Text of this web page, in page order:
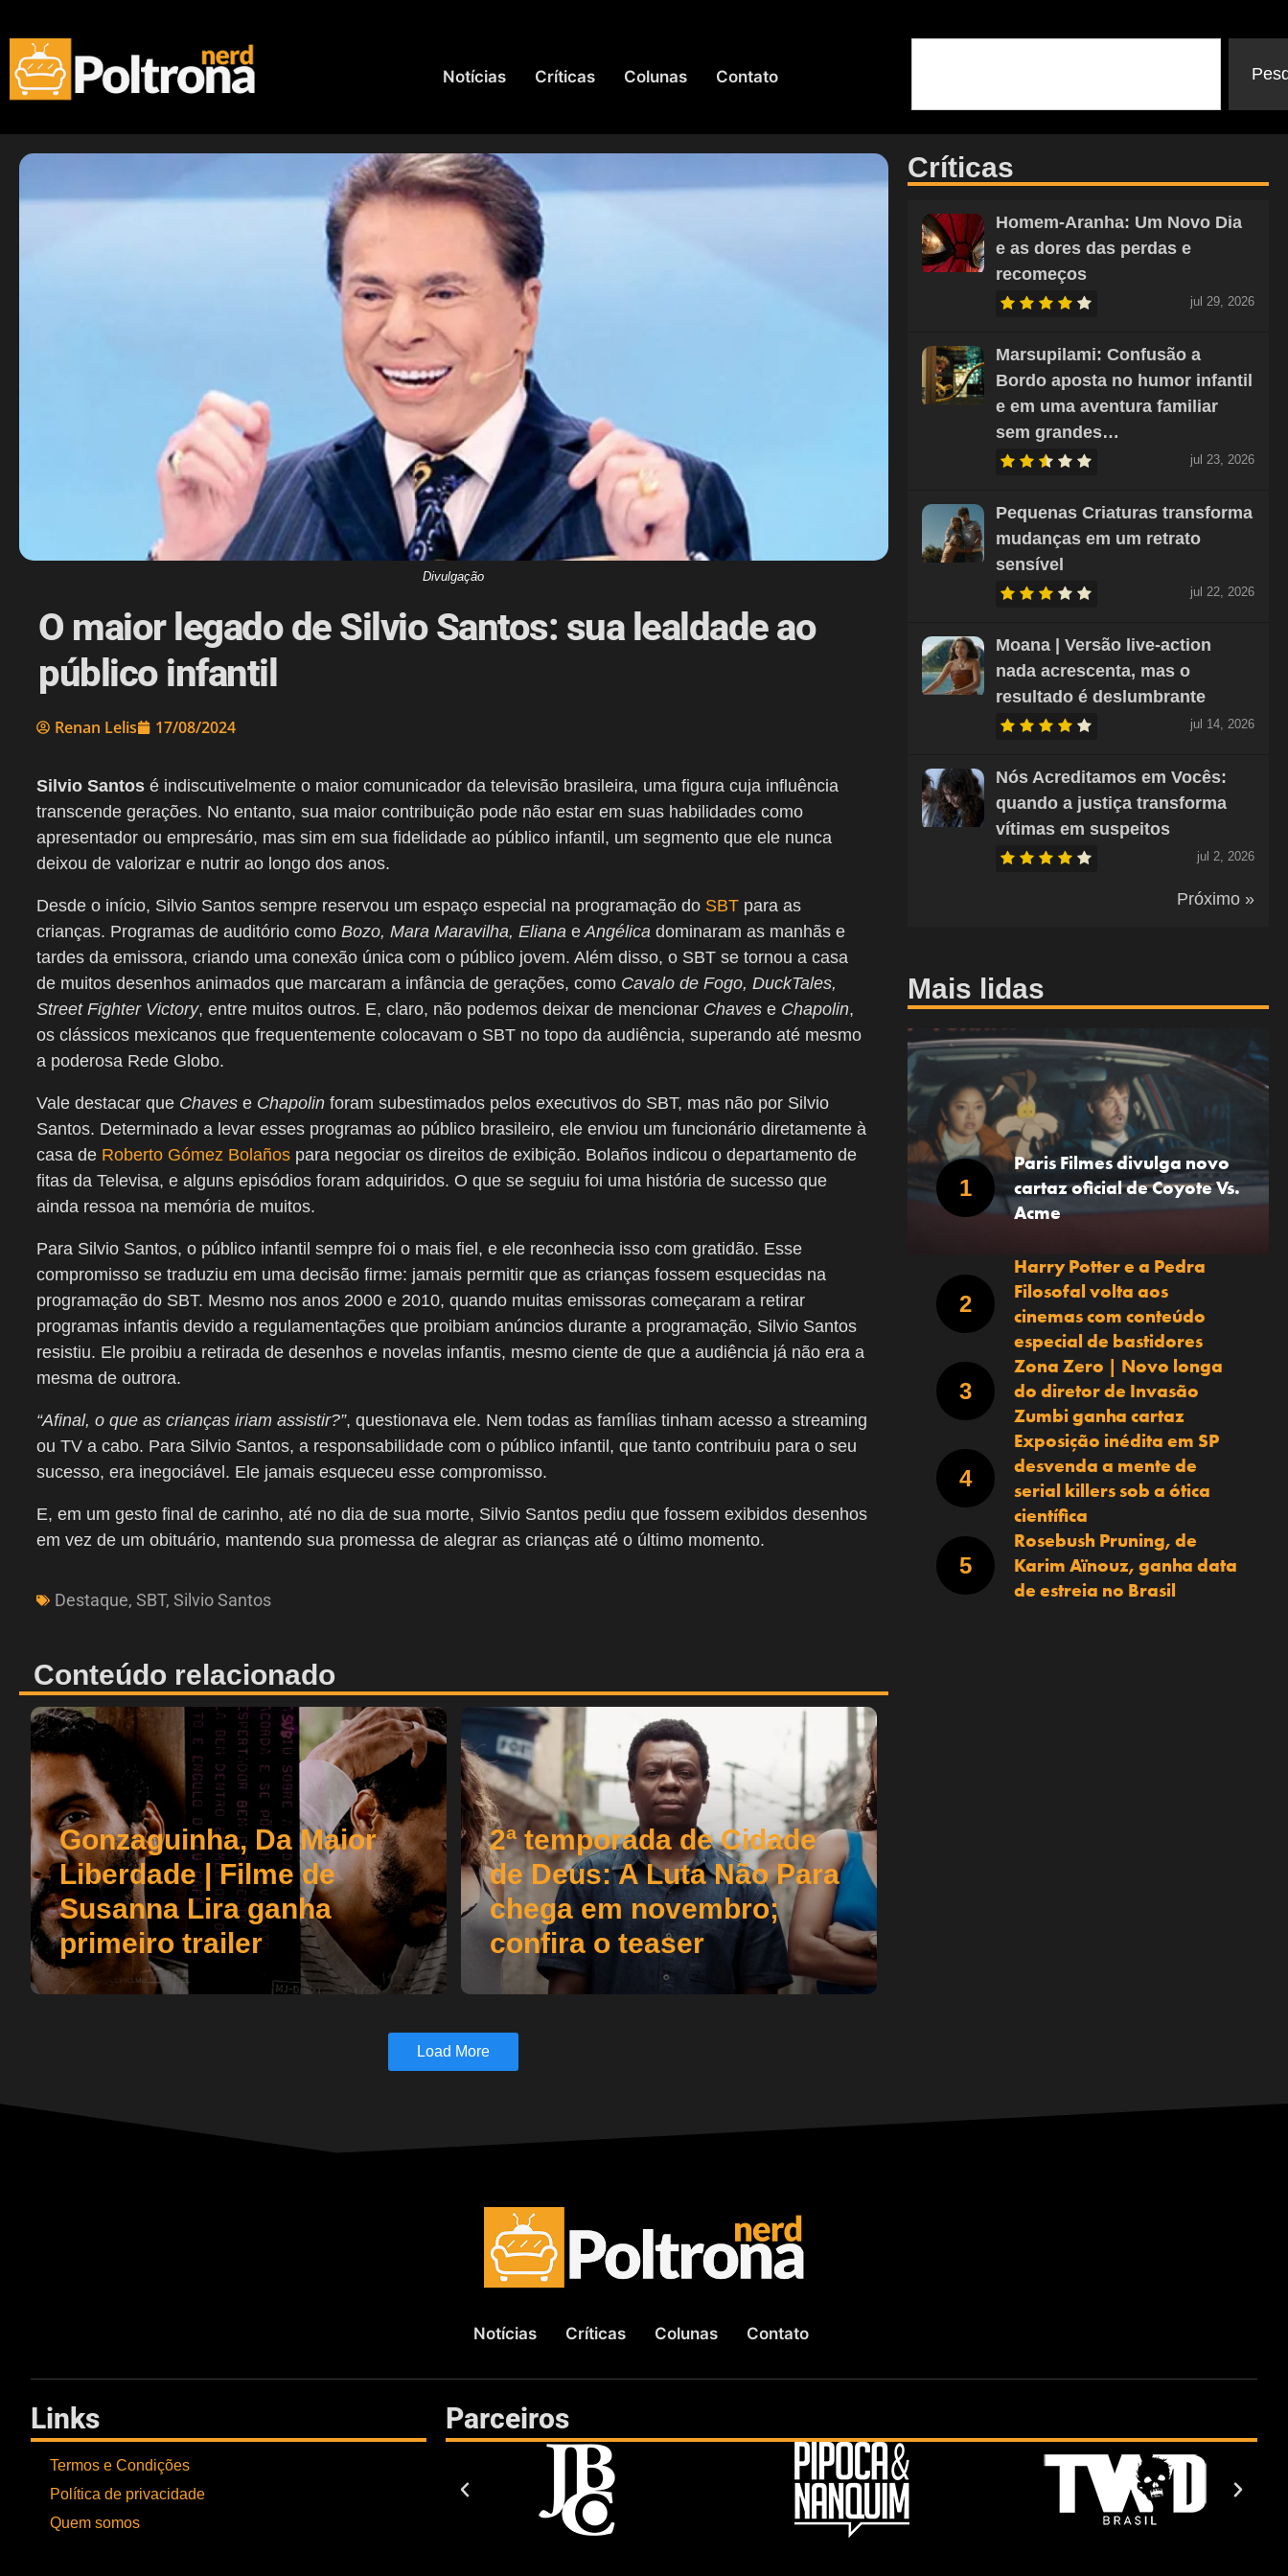
Notícias Críticas Colunas Contato
Divulgação
O maior legado de Silvio Santos: sua lealdade ao
público infantil
Renan Lelis 17/08/2024
Silvio Santos é indiscutivelmente o maior comunicador da televisão brasileira, uma figura cuja influência
transcende gerações. No entanto, sua maior contribuição pode não estar em suas habilidades como
apresentador ou empresário, mas sim em sua fidelidade ao público infantil, um segmento que ele nunca
deixou de valorizar e nutrir ao longo dos anos.
Desde o início, Silvio Santos sempre reservou um espaço especial na programação do SBT para as
crianças. Programas de auditório como Bozo, Mara Maravilha, Eliana eAngélica dominaram as manhãs e
tardes da emissora, criando uma conexão única com o público jovem. Além disso, o SBT se tornou a casa
de muitos desenhos animados que marcaram a infância de gerações, como Cavalo de Fogo, DuckTales,
Street Fighter Victory, entre muitos outros. E, claro, não podemos deixar de mencionar Chaves e Chapolin,
os clássicos mexicanos que frequentemente colocavam o SBT no topo da audiência, superando até mesmo
a poderosa Rede Globo.
Vale destacar que Chaves e Chapolin foram subestimados pelos executivos do SBT, mas não por Silvio
Santos. Determinado a levar esses programas ao público brasileiro, ele enviou um funcionário diretamente à
casa de Roberto Gómez Bolaños para negociar os direitos de exibição. Bolaños indicou o departamento de
fitas da Televisa, e alguns episódios foram adquiridos. O que se seguiu foi uma história de sucesso que
ainda ressoa na memória de muitos.
Para Silvio Santos, o público infantil sempre foi o mais fiel, e ele reconhecia isso com gratidão. Esse
compromisso se traduziu em uma decisão firme: jamais permitir que as crianças fossem esquecidas na
programação do SBT. Mesmo nos anos 2000 e 2010, quando muitas emissoras começaram a retirar
programas infantis devido a regulamentações que proibiam anúncios durante a programação, Silvio Santos
resistiu. Ele proibiu a retirada de desenhos e novelas infantis, mesmo ciente de que a audiência já não era a
mesma de outrora.
“Afinal, o que as crianças iriam assistir?”, questionava ele. Nem todas as famílias tinham acesso a streaming
ou TV a cabo. Para Silvio Santos, a responsabilidade com o público infantil, que tanto contribuiu para o seu
sucesso, era inegociável. Ele jamais esqueceu esse compromisso.
E, em um gesto final de carinho, até no dia de sua morte, Silvio Santos pediu que fossem exibidos desenhos
em vez de um obituário, mantendo sua promessa de alegrar as crianças até o último momento.
Destaque, SBT, Silvio Santos
Conteúdo relacionado
Gonzaguinha, Da Maior
Liberdade | Filme de
Susanna Lira ganha
primeiro trailer
2ª temporada de Cidade
de Deus: A Luta Não Para
chega em novembro;
confira o teaser
Load More
Críticas
Homem-Aranha: Um Novo Dia
e as dores das perdas e
recomeços
jul 29, 2026
Marsupilami: Confusão a
Bordo aposta no humor infantil
e em uma aventura familiar
sem grandes…
jul 23, 2026
Pequenas Criaturas transforma
mudanças em um retrato
sensível
jul 22, 2026
Moana | Versão live-action
nada acrescenta, mas o
resultado é deslumbrante
jul 14, 2026
Nós Acreditamos em Vocês:
quando a justiça transforma
vítimas em suspeitos
jul 2, 2026
Próximo »
Mais lidas
Paris Filmes divulga novo
cartaz oficial de Coyote Vs.
Acme
Harry Potter e a Pedra
Filosofal volta aos
cinemas com conteúdo
especial de bastidores
Zona Zero | Novo longa
do diretor de Invasão
Zumbi ganha cartaz
Exposição inédita em SP
desvenda a mente de
serial killers sob a ótica
científica
Rosebush Pruning, de
Karim Aïnouz, ganha data
de estreia no Brasil
Notícias Críticas Colunas Contato
Links
Termos e Condições
Política de privacidade
Quem somos
Parceiros